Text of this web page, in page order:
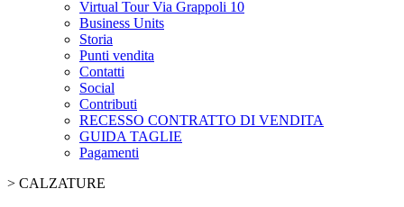
Virtual Tour Via Grappoli 10
Business Units
Storia
Punti vendita
Contatti
Social
Contributi
RECESSO CONTRATTO DI VENDITA
GUIDA TAGLIE
Pagamenti
> CALZATURE